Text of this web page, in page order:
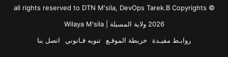
all rights reserved to DTN M'sila, DevOps Tarek.B Copyrights ©
2026 ولاية المسيلة | Wilaya M'sila
روابـط مفيـدة
خريطة الموقـع تنويه قـانوني اتصل بنا